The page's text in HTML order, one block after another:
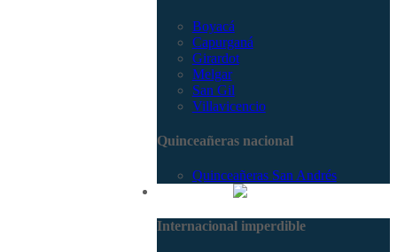
Boyacá
Capurganá
Girardot
Melgar
San Gil
Villavicencio
Quinceañeras nacional
Quinceañeras San Andrés
Internacional imperdible